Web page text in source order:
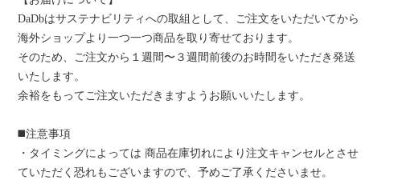
DaDbはサステナビリティへの取組として、ご注文をいただいてから
海外ショップより一つ一つ商品を取り寄せております。
そのため、ご注文から１週間〜３週間前後のお時間をいただき発送
いたします。
余裕をもってご注文いただきますようお願いいたします。
◼️注意事項
・タイミングによっては 商品在庫切れにより注文キャンセルとさせ
ていただく恐れもございますので、予めご了承くださいませ。